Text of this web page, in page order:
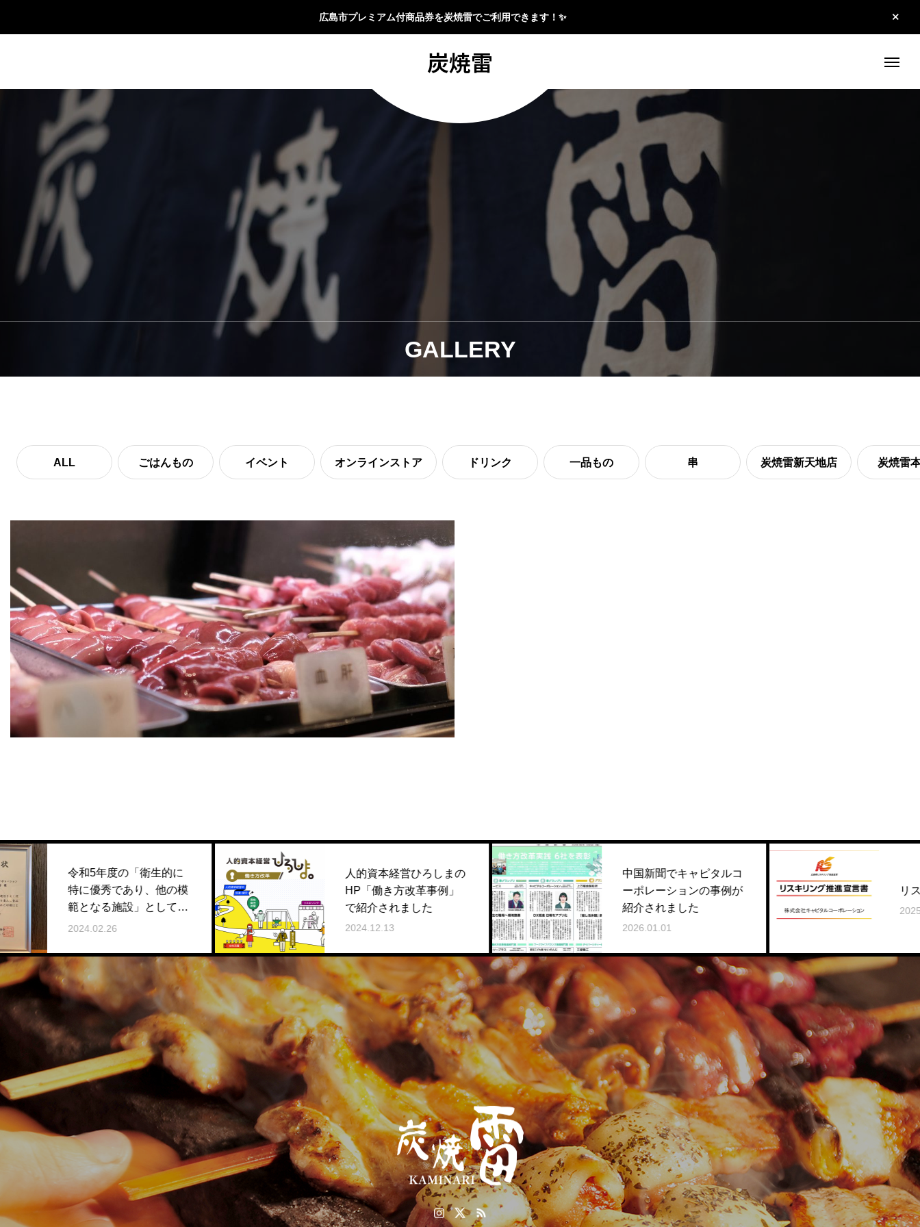
広島市プレミアム付商品券を炭焼雷でご利用できます！✨
炭焼雷
GALLERY
ALL ごはんもの イベント オンラインストア ドリンク 一品もの 串 炭焼雷新天地店 炭焼雷
炭焼雷本店 廣島焼鳥たべてみんさい
焼鳥盛合せ
牛すじの煮込み せせり レタス巻
レタス巻 トマトチーズ
名物血肝
和5年度の「衛生的に
に優秀であり、他の模
となる施設」として表
されました
人的資本経営ひろしまの
HP「働き方改革事例」
で紹介されました
2024.12.13
中国新聞でキャピタルコ
ーポレーションの事例が
紹介されました
2026.01.01
リスキリング宣言
2025.02.22